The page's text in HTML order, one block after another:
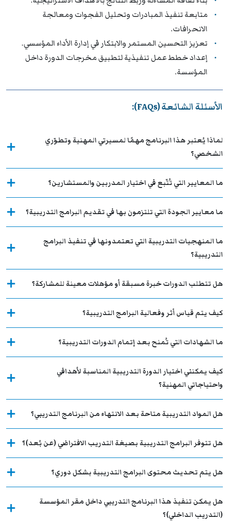
متابعة تنفيذ المبادرات وتحليل الفجوات ومعالجة
الانحرافات.
تعزيز التحسين المستمر والابتكار في إدارة الأداء المؤسسي.
إعداد خطط عمل تنفيذية لتطبيق مخرجات الدورة داخل
المؤسسة.
الأسئلة الشائعة (FAQs):
لماذا يُعتبر هذا البرنامج مهمًا لمسيرتي المهنية وتطوّري
الشخصي؟
ما المعايير التي تُتّبع في اختيار المدربين والمستشارين؟
ما معايير الجودة التي تلتزمون بها في تقديم البرامج التدريبية؟
ما المنهجيات التدريبية التي تعتمدونها في تنفيذ البرامج
التدريبية؟
هل تتطلب الدورات خبرة مسبقة أو مؤهلات معينة للمشاركة؟
كيف يتم قياس أثر وفعالية البرامج التدريبية؟
ما الشهادات التي تُمنح بعد إتمام الدورات التدريبية؟
كيف يمكنني اختيار الدورة التدريبية المناسبة لأهدافي
واحتياجاتي المهنية؟
هل المواد التدريبية متاحة بعد الانتهاء من البرنامج التدريبي؟
هل تتوفر البرامج التدريبية بصيغة التدريب الافتراضي (عن بُعد)؟
هل يتم تحديث محتوى البرامج التدريبية بشكل دوري؟
هل يمكن تنفيذ هذا البرنامج التدريبي داخل مقر المؤسسة
(التدريب الداخلي)؟